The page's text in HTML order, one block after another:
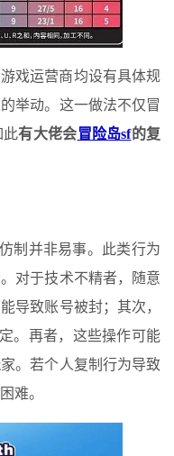
戏运营商均设有具体规
举动。这一做法不仅冒
此有大佬会冒险岛sf的复
制并非易事。此类行为
对于技术不精者，随意
导致账号被封；其次，
。再者，这些操作可能
。若个人复制行为导致
难。